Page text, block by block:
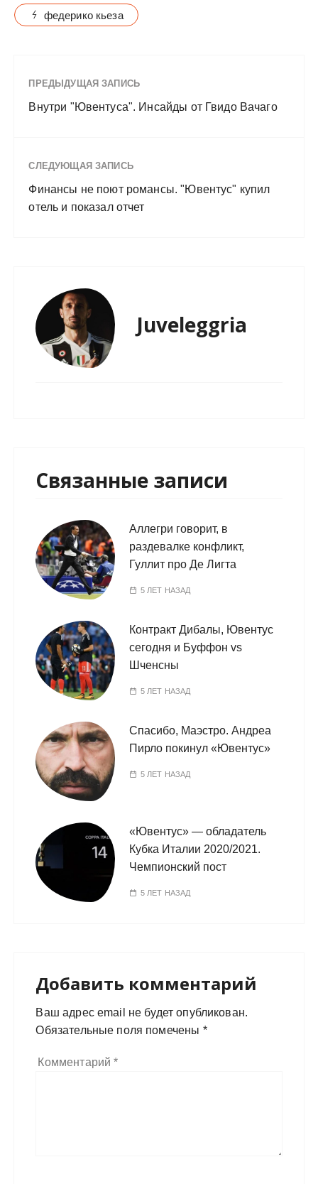
федерико кьеза
ПРЕДЫДУЩАЯ ЗАПИСЬ
Внутри "Ювентуса". Инсайды от Гвидо Вачаго
СЛЕДУЮЩАЯ ЗАПИСЬ
Финансы не поют романсы. "Ювентус" купил
отель и показал отчет
Juveleggria
Связанные записи
Аллегри говорит, в
раздевалке конфликт,
Гуллит про Де Лигта
5 ЛЕТ НАЗАД
Контракт Дибалы, Ювентус
сегодня и Буффон vs
Шченсны
5 ЛЕТ НАЗАД
Спасибо, Маэстро. Андреа
Пирло покинул «Ювентус»
5 ЛЕТ НАЗАД
«Ювентус» — обладатель
Кубка Италии 2020/2021.
Чемпионский пост
5 ЛЕТ НАЗАД
Добавить комментарий
Ваш адрес email не будет опубликован.
Обязательные поля помечены *
Комментарий*